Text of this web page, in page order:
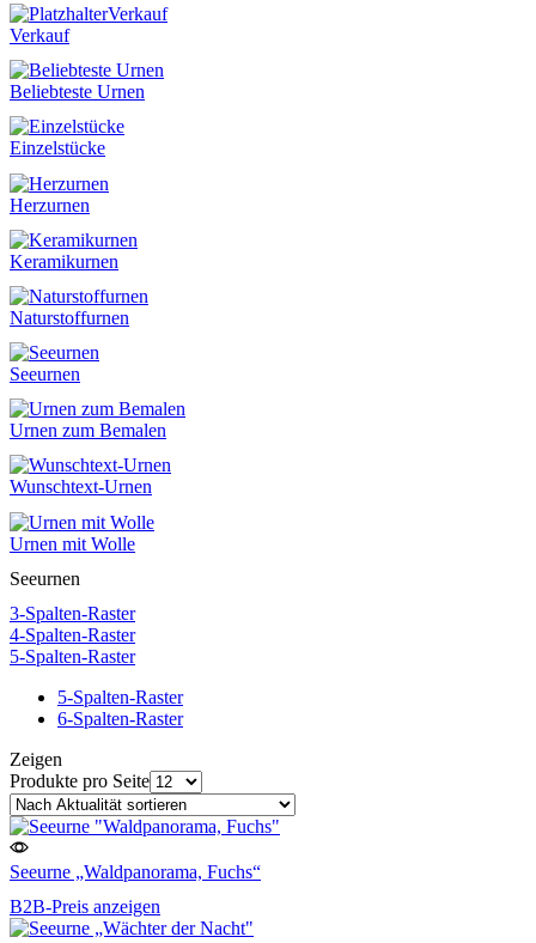
Verkauf
Verkauf
Beliebteste Urnen
Einzelstücke
Herzurnen
Keramikurnen
Naturstoffurnen
Seeurnen
Urnen zum Bemalen
Wunschtext-Urnen
Urnen mit Wolle
Seeurnen
3-Spalten-Raster
4-Spalten-Raster
5-Spalten-Raster
5-Spalten-Raster
6-Spalten-Raster
Zeigen
Produkte pro Seite
Seeurne „Waldpanorama, Fuchs“
B2B-Preis anzeigen